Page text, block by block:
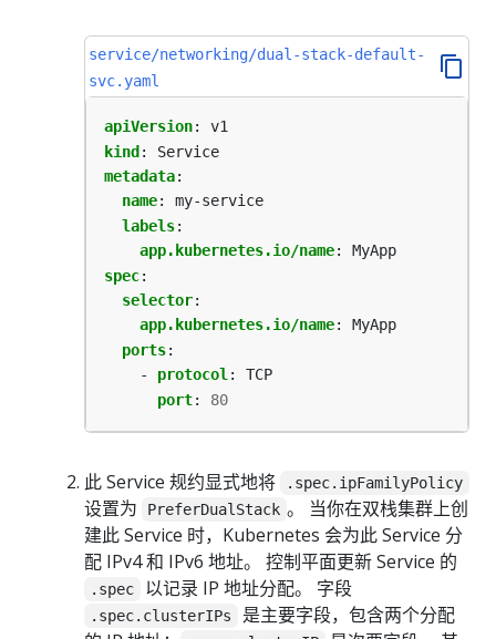
service/networking/dual-stack-default-
svc.yaml
apiVersion:
v1
kind :
Service
metadata:
name:
my-service
labels:
app.kubernetes.io/name:
MyApp
spec:
selector:
app.kubernetes.io/name:
MyApp
ports:
- protocol :
TCP
port: 80
此 Service 规约显式地将 .spec.ipFamilyPolicy
设置为 PreferDualStack 。 当你在双栈集群上创
建此 Service 时，Kubernetes 会为此 Service 分
配 IPv4 和 IPv6 地址。 控制平面更新 Service 的
.spec 以记录 IP 地址分配。 字段
.spec.clusterIPs
是主要字段，包含两个分配